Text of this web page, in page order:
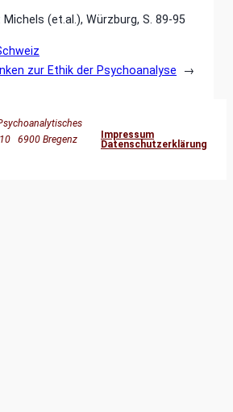
Michels (et.al.), Würzburg, S. 89-95
zur Ethik der Psychoanalyse
→
6900 Bregenz
Impressum
Datenschutzerklärung